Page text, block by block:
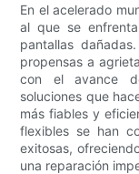
En el acelerado
al que se
pantallas
propensas a
con el avance
soluciones que
más fiables y
flexibles se han
exitosas,
una reparación